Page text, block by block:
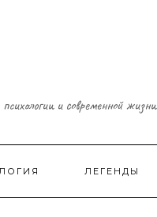
и современной жизни
ЛЕГЕНДЫ